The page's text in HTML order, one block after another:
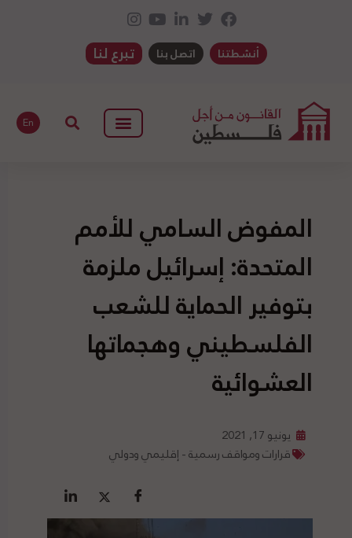
أنشطتنا اتصل بنا تبرع لنا
En
المفوض السامي للأمم
المتحدة: إسرائيل ملزمة
بتوفير الحماية للشعب
الفلسطيني وهجماتها
العشوائية
يونيو 17, 2021
قرارات ومواقف رسمية - إقليمي ودولي